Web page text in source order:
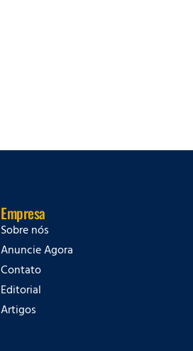
Empresa
Sobre nós
Anuncie Agora
Contato
Editorial
Artigos